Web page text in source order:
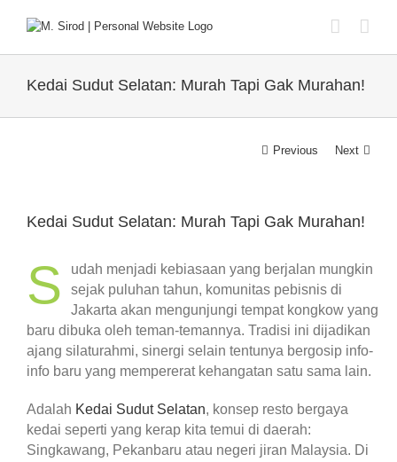
Kedai Sudut Selatan: Murah Tapi Gak Murahan!
Previous Next
Larger
Kedai Sudut Selatan: Murah Tapi Gak Murahan!
S
udah menjadi kebiasaan yang berjalan mungkin
sejak puluhan tahun, komunitas pebisnis di
Jakarta akan mengunjungi tempat kongkow yang
baru dibuka oleh teman-temannya. Tradisi ini dijadikan
ajang silaturahmi, sinergi selain tentunya bergosip info-
info baru yang mempererat kehangatan satu sama lain.
Adalah Kedai Sudut Selatan, konsep resto bergaya
kedai seperti yang kerap kita temui di daerah:
Singkawang, Pekanbaru atau negeri jiran Malaysia. Di